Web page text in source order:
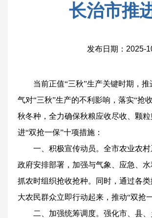
长治市推
发布日期：
当前正值“三秋”生产关键时期，
气对“三秋”生产的不利影响，落实“抢
秋冬种，全力确保秋粮应收尽收、颗
进“双抢一保”十项措施：
一、积极宣传动员。全市农业农
政府安排部署，加强与气象、应急、
抓农时组织抢收抢种。同时，通过各
大农民群众立即行动起来，推动“双抢
二、加强统筹调度。强化市、县